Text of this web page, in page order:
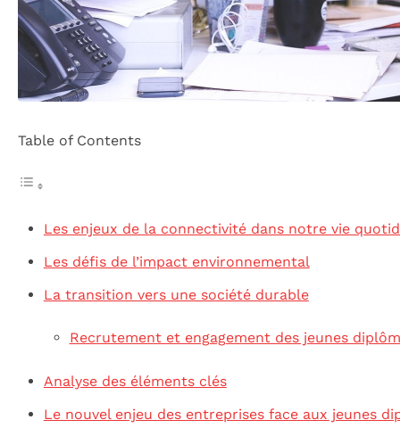
Table of Contents
Les enjeux de la connectivité dans notre vie
Les défis de l’impact environnemental
La transition vers une société durable
Recrutement et engagement des jeunes
Analyse des éléments clés
Le nouvel enjeu des entreprises face aux jeunes